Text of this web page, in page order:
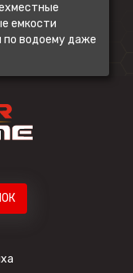
емкости
по водоему даже